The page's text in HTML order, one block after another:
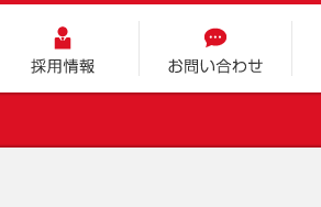
採用情報 お問い合わせ